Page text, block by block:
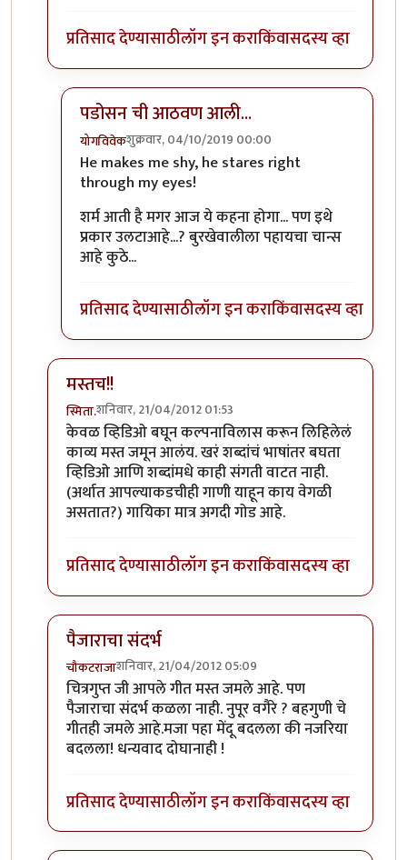
प्रतिसाद देण्यासाठीलॉग इन कराकिंवासदस्य व्हा
पडोसन ची आठवण आली...
योगविवेकशुक्रवार, 04/10/2019 00:00
In reply toचित्रगुप्त साहेबः कल्पनाविलास आवडला!
He makes me shy, he stares right
through my eyes!
शर्म आती है मगर आज ये कहना होगा... पण इथे
प्रकार उलटाआहे...? बुरखेवालीला पहायचा चान्स
आहे कुठे...
प्रतिसाद देण्यासाठीलॉग इन कराकिंवासदस्य व्हा
मस्तच!!
स्मिता.शनिवार, 21/04/2012 01:53
In reply toनॅन्सीला माझा सलाम ... "इतुकी कशी खुळी मी ..."
केवळ व्हिडिओ बघून कल्पनाविलास करून लिहिलेलं
काव्य मस्त जमून आलंय. खरं शब्दांचं भाषांतर बघता
व्हिडिओ आणि शब्दांमधे काही संगती वाटत नाही.
(अर्थात आपल्याकडचीही गाणी याहून काय वेगळी
असतात?) गायिका मात्र अगदी गोड आहे.
प्रतिसाद देण्यासाठीलॉग इन कराकिंवासदस्य व्हा
पैजाराचा संदर्भ
चौकटराजाशनिवार, 21/04/2012 05:09
In reply toनॅन्सीला माझा सलाम ... "इतुकी कशी खुळी मी ..."
चित्रगुप्त जी आपले गीत मस्त जमले आहे. पण
पैजाराचा संदर्भ कळला नाही. नुपूर वगैरे ? बहगुणी चे
गीतही जमले आहे.मजा पहा मेंदू बदलला की नजरिया
बदलला! धन्यवाद दोघानाही !
प्रतिसाद देण्यासाठीलॉग इन कराकिंवासदस्य व्हा